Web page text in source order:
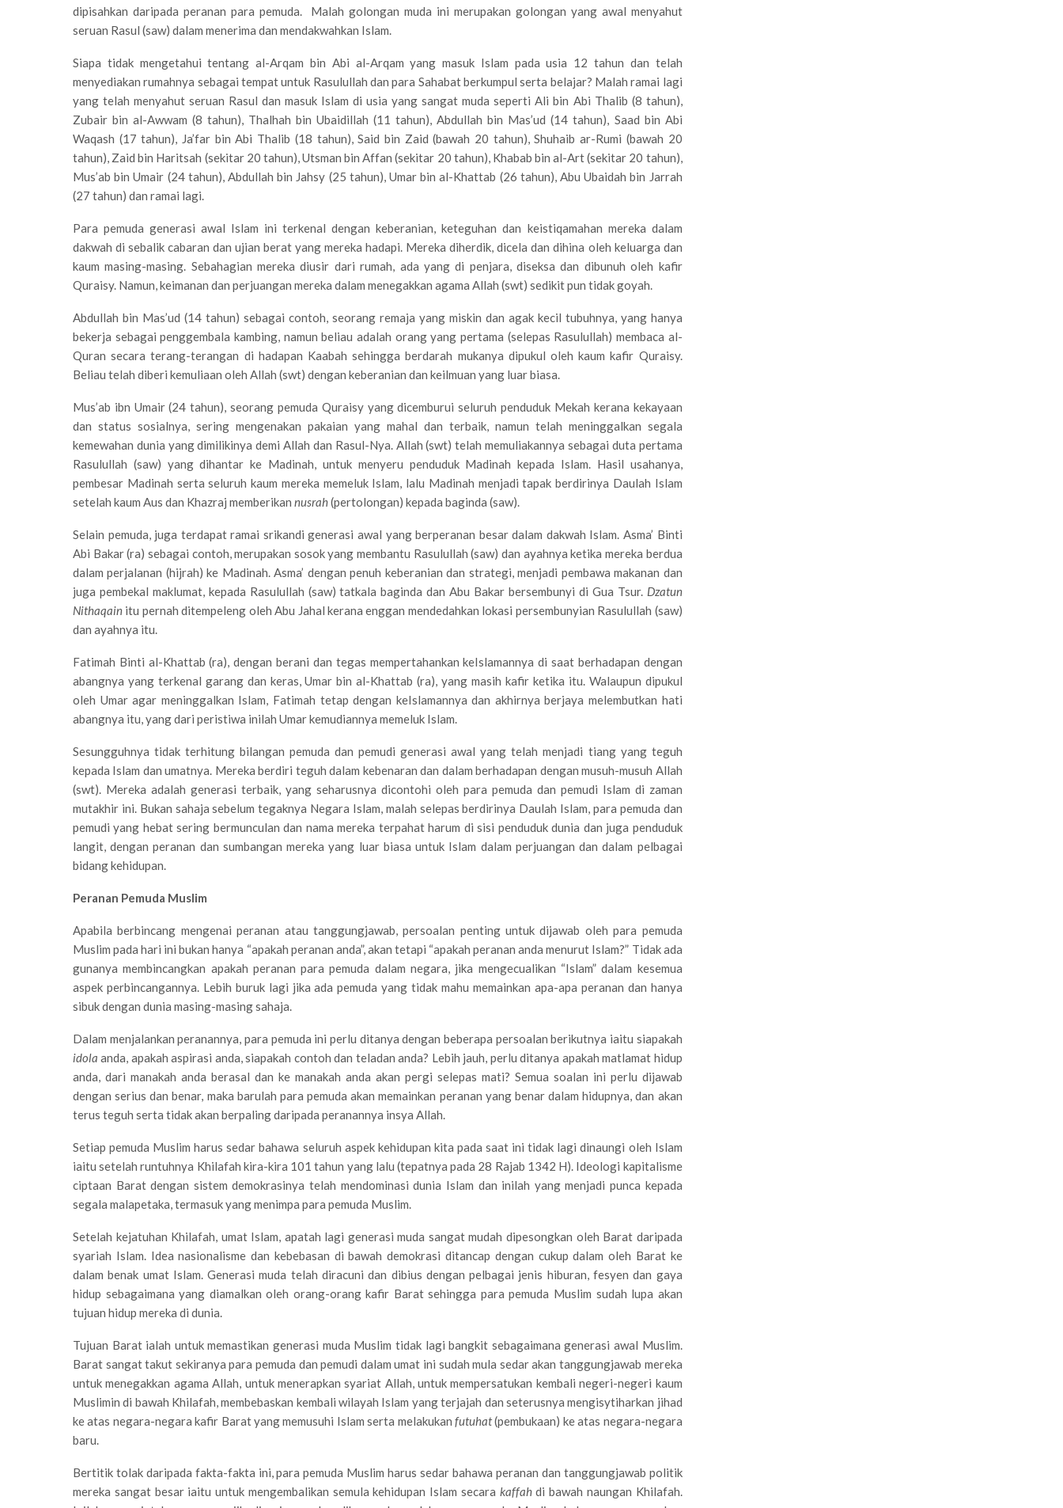
dipisahkan daripada peranan para pemuda. Malah golongan muda ini merupakan golongan yang awal menyahut
seruan Rasul (saw) dalam menerima dan mendakwahkan Islam.
Siapa tidak mengetahui tentang al-Arqam bin Abi al-Arqam yang masuk Islam pada usia 12 tahun dan telah
menyediakan rumahnya sebagai tempat untuk Rasulullah dan para Sahabat berkumpul serta belajar? Malah ramai lagi
yang telah menyahut seruan Rasul dan masuk Islam di usia yang sangat muda seperti Ali bin Abi Thalib (8 tahun),
Zubair bin al-Awwam (8 tahun), Thalhah bin Ubaidillah (11 tahun), Abdullah bin Mas’ud (14 tahun), Saad bin Abi
Waqash (17 tahun), Ja’far bin Abi Thalib (18 tahun), Said bin Zaid (bawah 20 tahun), Shuhaib ar-Rumi (bawah 20
tahun), Zaid bin Haritsah (sekitar 20 tahun), Utsman bin Affan (sekitar 20 tahun), Khabab bin al-Art (sekitar 20 tahun),
Mus’ab bin Umair (24 tahun), Abdullah bin Jahsy (25 tahun), Umar bin al-Khattab (26 tahun), Abu Ubaidah bin Jarrah
(27 tahun) dan ramai lagi.
Para pemuda generasi awal Islam ini terkenal dengan keberanian, keteguhan dan keistiqamahan mereka dalam
dakwah di sebalik cabaran dan ujian berat yang mereka hadapi. Mereka diherdik, dicela dan dihina oleh keluarga dan
kaum masing-masing. Sebahagian mereka diusir dari rumah, ada yang di penjara, diseksa dan dibunuh oleh kafir
Quraisy. Namun, keimanan dan perjuangan mereka dalam menegakkan agama Allah (swt) sedikit pun tidak goyah.
Abdullah bin Mas’ud (14 tahun) sebagai contoh, seorang remaja yang miskin dan agak kecil tubuhnya, yang hanya
bekerja sebagai penggembala kambing, namun beliau adalah orang yang pertama (selepas Rasulullah) membaca al-
Quran secara terang-terangan di hadapan Kaabah sehingga berdarah mukanya dipukul oleh kaum kafir Quraisy.
Beliau telah diberi kemuliaan oleh Allah (swt) dengan keberanian dan keilmuan yang luar biasa.
Mus’ab ibn Umair (24 tahun), seorang pemuda Quraisy yang dicemburui seluruh penduduk Mekah kerana kekayaan
dan status sosialnya, sering mengenakan pakaian yang mahal dan terbaik, namun telah meninggalkan segala
kemewahan dunia yang dimilikinya demi Allah dan Rasul-Nya. Allah (swt) telah memuliakannya sebagai duta pertama
Rasulullah (saw) yang dihantar ke Madinah, untuk menyeru penduduk Madinah kepada Islam. Hasil usahanya,
pembesar Madinah serta seluruh kaum mereka memeluk Islam, lalu Madinah menjadi tapak berdirinya Daulah Islam
setelah kaum Aus dan Khazraj memberikan nusrah(pertolongan) kepada baginda (saw).
Selain pemuda, juga terdapat ramai srikandi generasi awal yang berperanan besar dalam dakwah Islam. Asma’ Binti
Abi Bakar (ra) sebagai contoh, merupakan sosok yang membantu Rasulullah (saw) dan ayahnya ketika mereka berdua
dalam perjalanan (hijrah) ke Madinah. Asma’ dengan penuh keberanian dan strategi, menjadi pembawa makanan dan
juga pembekal maklumat, kepada Rasulullah (saw) tatkala baginda dan Abu Bakar bersembunyi di Gua Tsur. Dzatun
Nithaqain itu pernah ditempeleng oleh Abu Jahal kerana enggan mendedahkan lokasi persembunyian Rasulullah (saw)
dan ayahnya itu.
Fatimah Binti al-Khattab (ra), dengan berani dan tegas mempertahankan keIslamannya di saat berhadapan dengan
abangnya yang terkenal garang dan keras, Umar bin al-Khattab (ra), yang masih kafir ketika itu. Walaupun dipukul
oleh Umar agar meninggalkan Islam, Fatimah tetap dengan keIslamannya dan akhirnya berjaya melembutkan hati
abangnya itu, yang dari peristiwa inilah Umar kemudiannya memeluk Islam.
Sesungguhnya tidak terhitung bilangan pemuda dan pemudi generasi awal yang telah menjadi tiang yang teguh
kepada Islam dan umatnya. Mereka berdiri teguh dalam kebenaran dan dalam berhadapan dengan musuh-musuh Allah
(swt). Mereka adalah generasi terbaik, yang seharusnya dicontohi oleh para pemuda dan pemudi Islam di zaman
mutakhir ini. Bukan sahaja sebelum tegaknya Negara Islam, malah selepas berdirinya Daulah Islam, para pemuda dan
pemudi yang hebat sering bermunculan dan nama mereka terpahat harum di sisi penduduk dunia dan juga penduduk
langit, dengan peranan dan sumbangan mereka yang luar biasa untuk Islam dalam perjuangan dan dalam pelbagai
bidang kehidupan.
Peranan Pemuda Muslim
Apabila berbincang mengenai peranan atau tanggungjawab, persoalan penting untuk dijawab oleh para pemuda
Muslim pada hari ini bukan hanya “apakah peranan anda”, akan tetapi “apakah peranan anda menurut Islam?” Tidak ada
gunanya membincangkan apakah peranan para pemuda dalam negara, jika mengecualikan “Islam” dalam kesemua
aspek perbincangannya. Lebih buruk lagi jika ada pemuda yang tidak mahu memainkan apa-apa peranan dan hanya
sibuk dengan dunia masing-masing sahaja.
Dalam menjalankan peranannya, para pemuda ini perlu ditanya dengan beberapa persoalan berikutnya iaitu siapakah
idola anda, apakah aspirasi anda, siapakah contoh dan teladan anda? Lebih jauh, perlu ditanya apakah matlamat hidup
anda, dari manakah anda berasal dan ke manakah anda akan pergi selepas mati? Semua soalan ini perlu dijawab
dengan serius dan benar, maka barulah para pemuda akan memainkan peranan yang benar dalam hidupnya, dan akan
terus teguh serta tidak akan berpaling daripada peranannya insya Allah.
Setiap pemuda Muslim harus sedar bahawa seluruh aspek kehidupan kita pada saat ini tidak lagi dinaungi oleh Islam
iaitu setelah runtuhnya Khilafah kira-kira 101 tahun yang lalu (tepatnya pada 28 Rajab 1342 H). Ideologi kapitalisme
ciptaan Barat dengan sistem demokrasinya telah mendominasi dunia Islam dan inilah yang menjadi punca kepada
segala malapetaka, termasuk yang menimpa para pemuda Muslim.
Setelah kejatuhan Khilafah, umat Islam, apatah lagi generasi muda sangat mudah dipesongkan oleh Barat daripada
syariah Islam. Idea nasionalisme dan kebebasan di bawah demokrasi ditancap dengan cukup dalam oleh Barat ke
dalam benak umat Islam. Generasi muda telah diracuni dan dibius dengan pelbagai jenis hiburan, fesyen dan gaya
hidup sebagaimana yang diamalkan oleh orang-orang kafir Barat sehingga para pemuda Muslim sudah lupa akan
tujuan hidup mereka di dunia.
Tujuan Barat ialah untuk memastikan generasi muda Muslim tidak lagi bangkit sebagaimana generasi awal Muslim.
Barat sangat takut sekiranya para pemuda dan pemudi dalam umat ini sudah mula sedar akan tanggungjawab mereka
untuk menegakkan agama Allah, untuk menerapkan syariat Allah, untuk mempersatukan kembali negeri-negeri kaum
Muslimin di bawah Khilafah, membebaskan kembali wilayah Islam yang terjajah dan seterusnya mengisytiharkan jihad
ke atas negara-negara kafir Barat yang memusuhi Islam serta melakukan futuhat(pembukaan) ke atas negara-negara
baru.
Bertitik tolak daripada fakta-fakta ini, para pemuda Muslim harus sedar bahawa peranan dan tanggungjawab politik
mereka sangat besar iaitu untuk mengembalikan semula kehidupan Islam secara kaffahdi bawah naungan Khilafah.